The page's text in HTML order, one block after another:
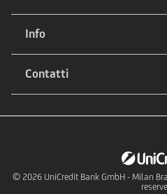
Info
Contatti
© 2026 UniCredit Bank GmbH - Milan